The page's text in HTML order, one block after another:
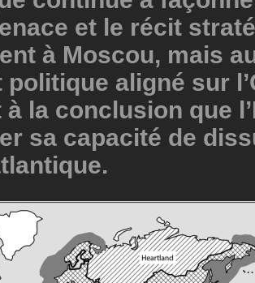
et le récit
à Moscou, mais
politique aligné sur
la conclusion que
sa capacité de